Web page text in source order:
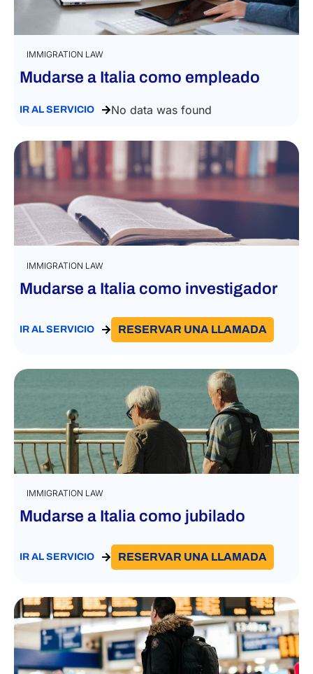
IMMIGRATION LAW
Mudarse a Italia como empleado
IR AL SERVICIO No data was found
IMMIGRATION LAW
Mudarse a Italia como investigador
IR AL SERVICIO RESERVAR UNA LLAMADA
IMMIGRATION LAW
Mudarse a Italia como jubilado
IR AL SERVICIO RESERVAR UNA LLAMADA